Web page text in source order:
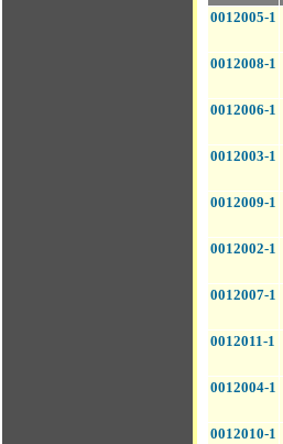
0012005-1
0012008-1
0012006-1
0012003-1
0012009-1
0012002-1
0012007-1
0012011-1
0012004-1
0012010-1